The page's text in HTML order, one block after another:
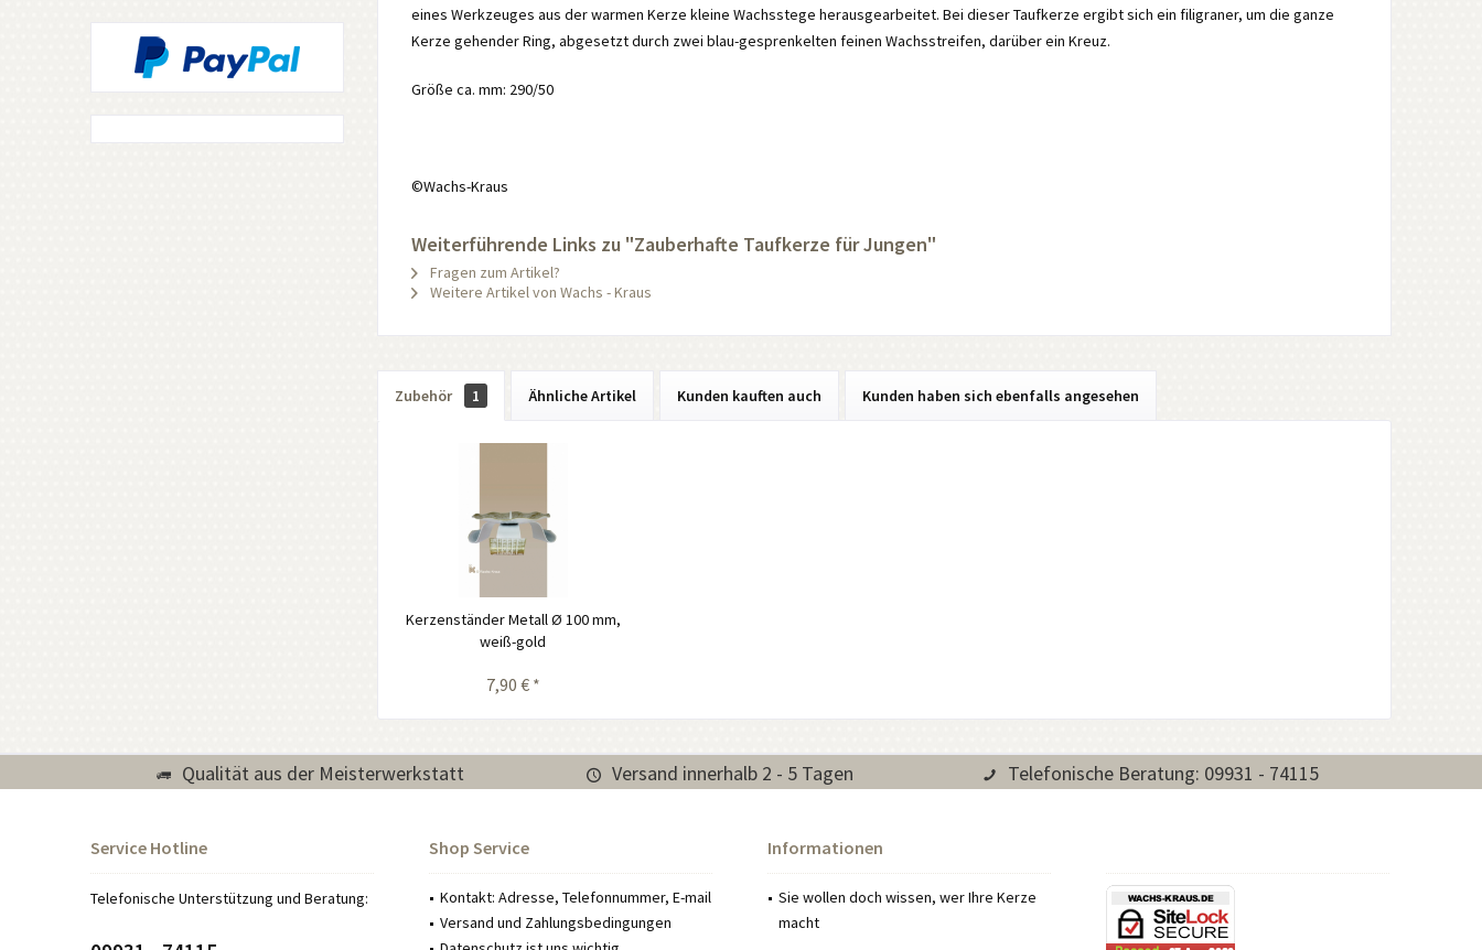
eines Werkzeuges aus der warmen Kerze kleine Wachsstege herausgearbeitet. Bei dieser Taufkerze ergibt sich ein filigraner, um die ganze
Kerze gehender Ring, abgesetzt durch zwei blau-gesprenkelten feinen Wachsstreifen, darüber ein Kreuz.
Größe ca. mm: 290/50
©Wachs-Kraus
Weiterführende Links zu "Zauberhafte Taufkerze für Jungen"
Fragen zum Artikel?
Weitere Artikel von Wachs - Kraus
Zubehör 1 Ähnliche Artikel Kunden kauften auch Kunden haben sich ebenfalls angesehen
Kerzenständer Metall Ø 100 mm,
weiß-gold
7,90 € *
Qualität aus der Meisterwerkstatt Versand innerhalb 2 - 5 Tagen Telefonische Beratung: 09931 - 74115
Service Hotline
Telefonische Unterstützung und Beratung:
Shop Service
Kontakt: Adresse, Telefonnummer, E-mail
Versand und Zahlungsbedingungen
Informationen
Sie wollen doch wissen, wer Ihre Kerze
macht